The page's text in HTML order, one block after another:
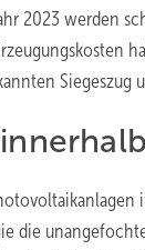
2023 werden
Siegeszug
die